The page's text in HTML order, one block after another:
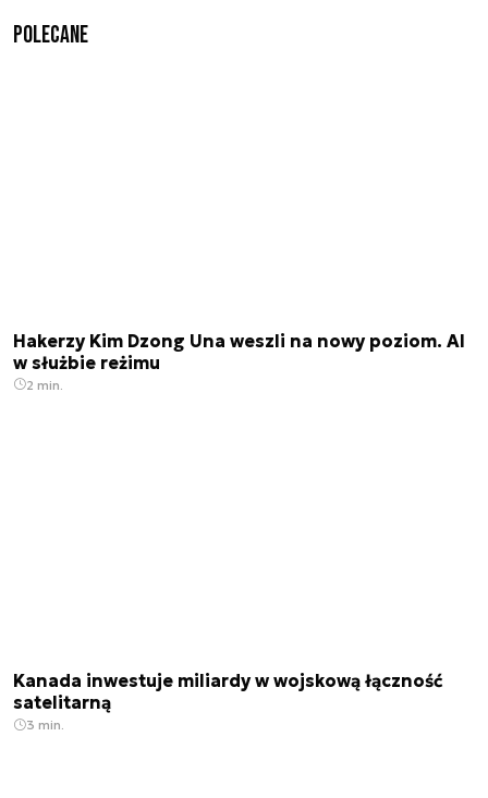
Polecane
Hakerzy Kim Dzong Una weszli na nowy poziom. AI
w służbie reżimu
2 min.
Kanada inwestuje miliardy w wojskową łączność
satelitarną
3 min.